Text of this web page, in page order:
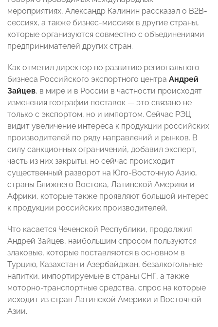
мероприятиях, Александр Калинин рассказал о B2B-
сессиях, а также бизнес-миссиях в другие страны,
которые организуются совместно с объединениями
предпринимателей других стран.
Как отметил директор по развитию регионального
бизнеса Российского экспортного центра Андрей
Зайцев, в мире и в России в частности происходят
изменения географии поставок — это связано не
только с экспортом, но и импортом. Сейчас РЭЦ
видит увеличение интереса к продукции российских
производителей по ряду направлений и рынков. В
силу санкционных ограничений, добавил эксперт,
часть из них закрыты, но сейчас происходит
существенный разворот на Юго-Восточную Азию,
страны Ближнего Востока, Латинской Америки и
Африки, которые также проявляют большой интерес
к продукции российских производителей.
Что касается Чеченской Республики, продолжил
Андрей Зайцев, наибольшим спросом пользуются
злаковые, которые поставляются в основном в
Турцию, Казахстан и Азербайджан, безалкогольные
напитки, импортируемые в страны СНГ, а также
моторно-транспортные средства, спрос на которые
исходит из стран Латинской Америки и Восточной
Азии.